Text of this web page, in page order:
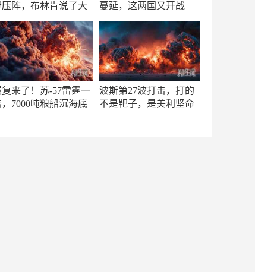
压阵，布林肯说了大
蔓延，这两国又开战
复来了！苏-57雷霆一
，7000吨粮船沉海底
波斯第27波打击，打的
不是靶子，是美利坚命